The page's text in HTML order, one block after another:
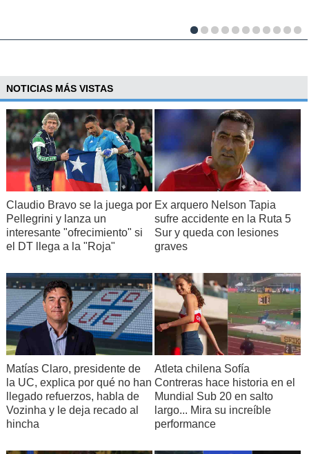
NOTICIAS MÁS VISTAS
Claudio Bravo se la juega por
Pellegrini y lanza un
interesante "ofrecimiento" si
el DT llega a la "Roja"
Ex arquero Nelson Tapia
sufre accidente en la Ruta 5
Sur y queda con lesiones
graves
Matías Claro, presidente de
la UC, explica por qué no han
llegado refuerzos, habla de
Vozinha y le deja recado al
hincha
Atleta chilena Sofía
Contreras hace historia en el
Mundial Sub 20 en salto
largo... Mira su increíble
performance